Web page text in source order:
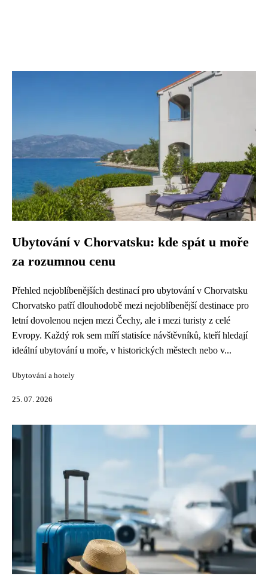
Ubytování v Chorvatsku: kde spát u moře
za rozumnou cenu
Přehled nejoblíbenějších destinací pro ubytování v Chorvatsku
Chorvatsko patří dlouhodobě mezi nejoblíbenější destinace pro
letní dovolenou nejen mezi Čechy, ale i mezi turisty z celé
Evropy. Každý rok sem míří statisíce návštěvníků, kteří hledají
ideální ubytování u moře, v historických městech nebo v...
Ubytování a hotely
25. 07. 2026